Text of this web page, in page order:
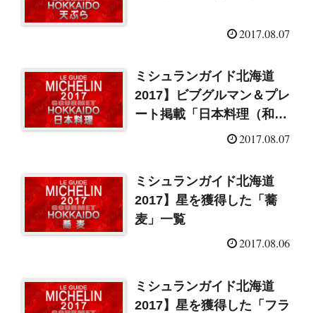
2017.08.07
ミシュランガイド北海道
2017】ビブグルマン＆プレ
ート掲載「日本料理（和
2017.08.07
ミシュランガイド北海道
2017】星を獲得した「蕎
麦」一覧
2017.08.06
ミシュランガイド北海道
2017】星を獲得した「フラ